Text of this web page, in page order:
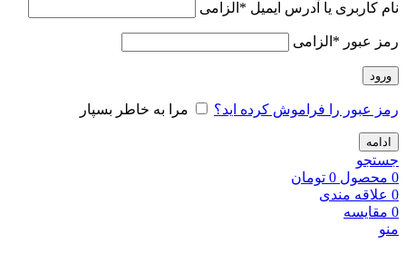
نام کاربری یا آدرس ایمیل * الزامی
رمز عبور * الزامی
ورود
رمز عبور را فراموش کرده اید؟ مرا به خاطر بسپار
ادامه
جستجو
0 محصول 0 تومان
0 علاقه مندی
0 مقایسه
منو